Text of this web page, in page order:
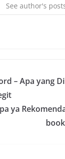
See author's
– Apa yang
ya